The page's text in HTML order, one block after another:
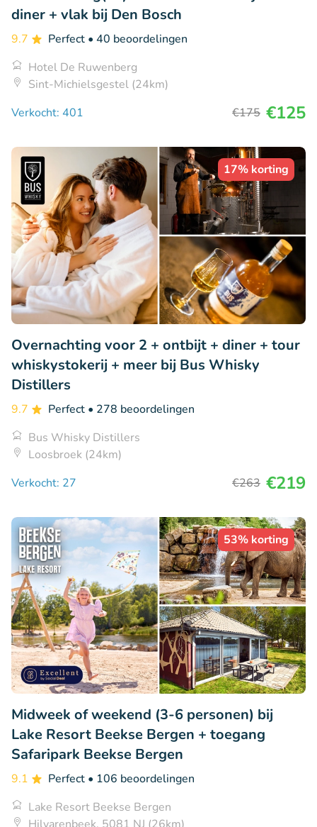
diner + vlak bij Den Bosch
9.7 Perfect • 40 beoordelingen
Hotel De Ruwenberg
Sint-Michielsgestel (24km)
Verkocht: 401
€175 €125
17% korting
Overnachting voor 2 + ontbijt + diner + tour
whiskystokerij + meer bij Bus Whisky
Distillers
9.7 Perfect • 278 beoordelingen
Bus Whisky Distillers
Loosbroek (24km)
Verkocht: 27
€263 €219
53% korting
Midweek of weekend (3-6 personen) bij
Lake Resort Beekse Bergen + toegang
Safaripark Beekse Bergen
9.1 Perfect • 106 beoordelingen
Lake Resort Beekse Bergen